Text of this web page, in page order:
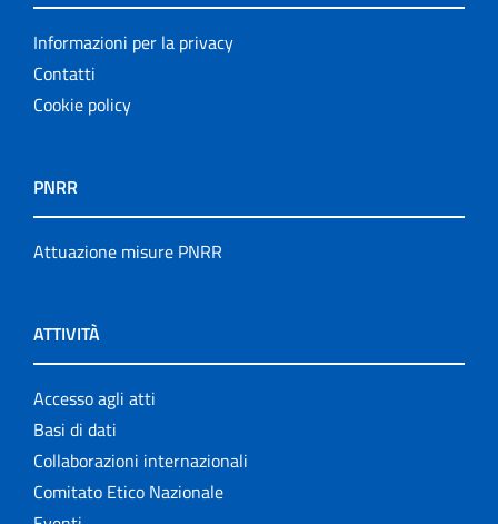
Informazioni per la privacy
Contatti
Cookie policy
PNRR
Attuazione misure PNRR
ATTIVITÀ
Accesso agli atti
Basi di dati
Collaborazioni internazionali
Comitato Etico Nazionale